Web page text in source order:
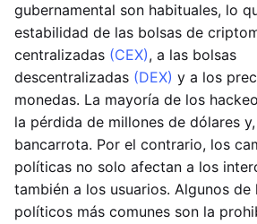
gubernamental son habituales, lo
estabilidad de las bolsas de
centralizadas (CEX), a las bolsas
descentralizadas (DEX) y a los
monedas. La mayoría de los
la pérdida de millones de dólares
bancarrota. Por el contrario, los
políticas no solo afectan a los
también a los usuarios. Algunos de
políticos más comunes son la